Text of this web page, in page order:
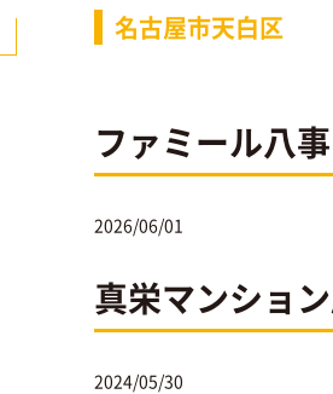
名古屋市天白区
ファミール八事
2026/06/01
真栄マンショ
2024/05/30